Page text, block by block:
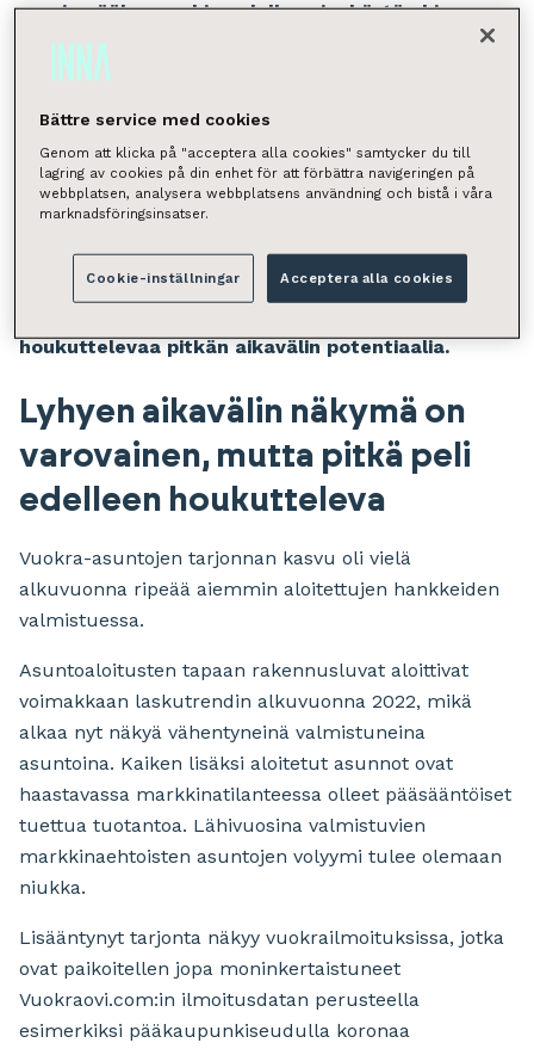
suurin pääkaupunkiseudulla vajaakäytön hieman
kasvettua 10,4 %:iin Q2:lla.
vuosina huomattavia muutoksia. Suomen Pankin
mukaan toimintaympäristön ennakoitu kehitys
tukee kuitenkin kiinteistösijoittamisen ja
markkinan kasvua vähitellen. Reilusta tarjonnasta
huolimatta vuokra-asuntojen tarjonnan kasvun
hidastuminen yhdessä voimakkaan
houkuttelevaa pitkän aikavälin potentiaalia.
Lyhyen aikavälin näkymä on
varovainen, mutta pitkä peli
edelleen houkutteleva
Vuokra-asuntojen tarjonnan kasvu oli vielä
alkuvuonna ripeää aiemmin aloitettujen hankkeiden
valmistuessa.
Asuntoaloitusten tapaan rakennusluvat aloittivat
voimakkaan laskutrendin alkuvuonna 2022, mikä
alkaa nyt näkyä vähentyneinä valmistuneina
asuntoina. Kaiken lisäksi aloitetut asunnot ovat
haastavassa markkinatilanteessa olleet pääsääntöiset
tuettua tuotantoa. Lähivuosina valmistuvien
markkinaehtoisten asuntojen volyymi tulee olemaan
niukka.
Lisääntynyt tarjonta näkyy vuokrailmoituksissa, jotka
ovat paikoitellen jopa moninkertaistuneet
Vuokraovi.com:in ilmoitusdatan perusteella
esimerkiksi pääkaupunkiseudulla koronaa
Bättre service med cookies
Genom att klicka på "acceptera alla cookies" samtycker du till
lagring av cookies på din enhet för att förbättra navigeringen på
webbplatsen, analysera webbplatsens användning och bistå i våra
marknadsföringsinsatser.
Cookie-inställningar Acceptera alla cookies